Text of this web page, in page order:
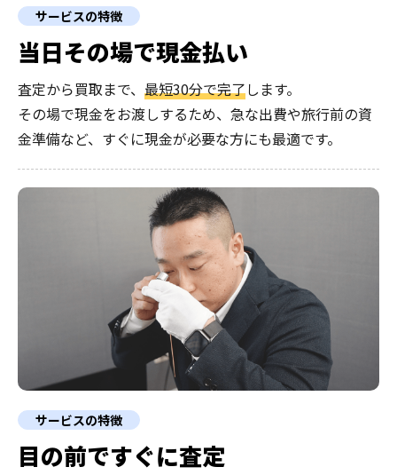
サービスの特徴
当日その場で現金払い
査定から買取まで、 最短30分で完了します。
その場で現金をお渡しするため、急な出費や旅行前の資
金準備など、すぐに現金が必要な方にも最適です。
サービスの特徴
目の前ですぐに査定